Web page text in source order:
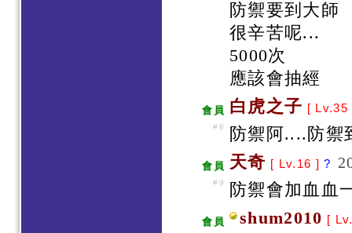
防禦要到大師
很辛苦呢...
5000次
應該會抽經
會員 白虎之子 [
#8 防禦阿....防禦
會員 天奇 [ Lv.16 ]?
#9 防禦會加血血
會員 shum2010 [